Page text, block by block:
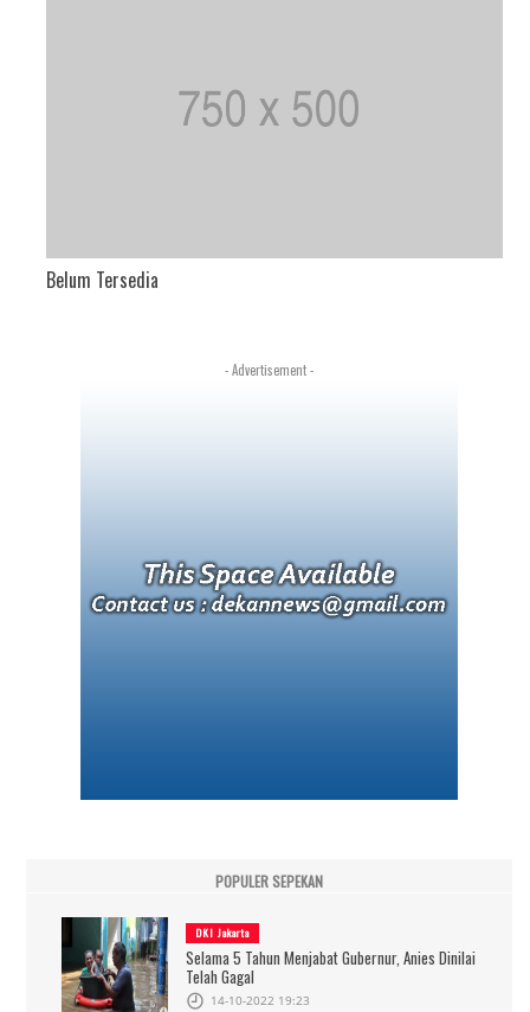
Belum Tersedia
- Advertisement -
POPULER SEPEKAN
DKI Jakarta
Selama 5 Tahun Menjabat Gubernur, Anies Dinilai
Telah Gagal
14-10-2022 19:23